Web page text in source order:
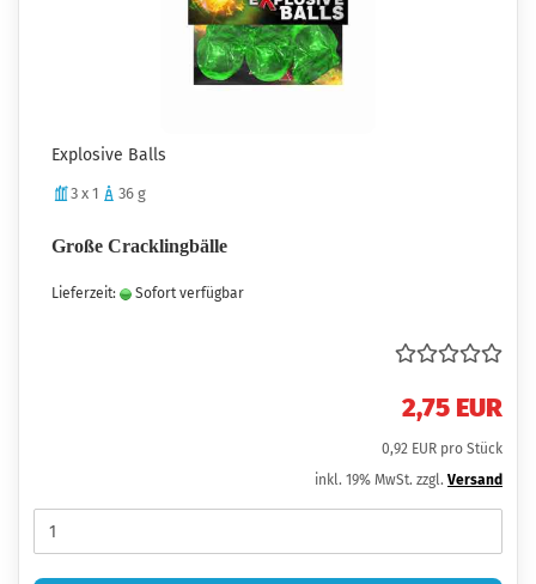
Explosive Balls
3 x 1 36 g
Große Cracklingbälle
Lieferzeit: Sofort verfügbar
2,75 EUR
0,92 EUR pro Stück
inkl. 19% MwSt. zzgl. Versand